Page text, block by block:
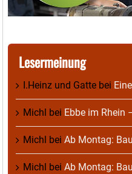
Lesermeinung
I.Heinz und Gatte bei
Michl bei Ebbe im Rhein
Michl bei Ab Montag:
Michl bei Ab Montag: